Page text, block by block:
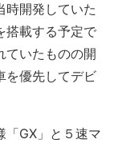
時開発していた
搭載する予定で
ていたものの開
を優先してデビ
「GX」と５速マ